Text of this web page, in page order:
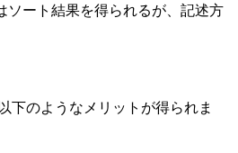
ソート結果を得られるが、記述方
下のようなメリットが得られま